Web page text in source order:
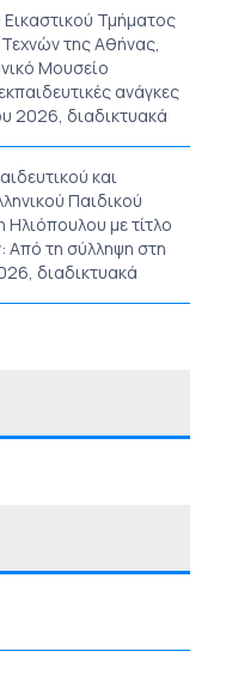
Τμήματος
της Αθήνας,
Μουσείο
ανάγκες
2026, διαδικτυακά
και
Παιδικού
Ηλιόπουλου με τίτλο
Από τη σύλληψη στη
διαδικτυακά